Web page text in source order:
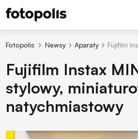
Fotopolis Newsy Aparaty Fujifilm
Fujifilm Instax
stylowy,
natychmiastowy